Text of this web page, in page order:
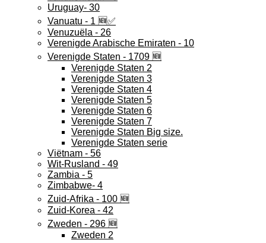
Uruguay- 30
Vanuatu - 1 🆕✅
Venuzuëla - 26
Verenigde Arabische Emiraten - 10
Verenigde Staten - 1709 🆕
Verenigde Staten 2
Verenigde Staten 3
Verenigde Staten 4
Verenigde Staten 5
Verenigde Staten 6
Verenigde Staten 7
Verenigde Staten Big size.
Verenigde Staten serie
Viëtnam - 56
Wit-Rusland - 49
Zambia - 5
Zimbabwe- 4
Zuid-Afrika - 100 🆕
Zuid-Korea - 42
Zweden - 296 🆕
Zweden 2